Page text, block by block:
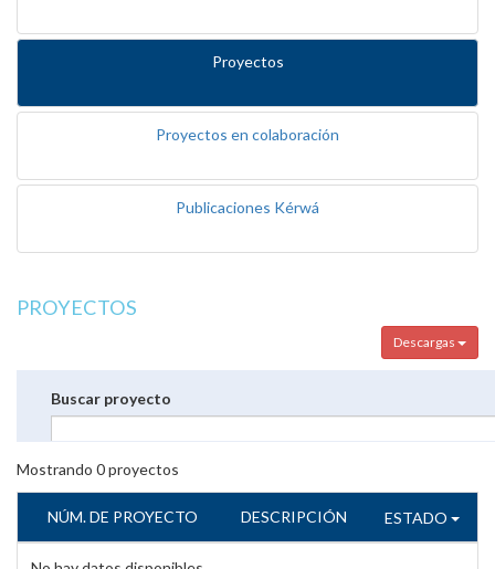
Proyectos
Proyectos en colaboración
Publicaciones Kérwá
PROYECTOS
Descargas
Buscar proyecto
Mostrando 0proyectos
NÚM. DE PROYECTO DESCRIPCIÓN ESTADO